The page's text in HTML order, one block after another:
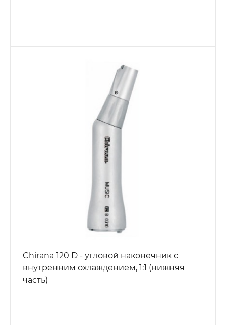
Chirana 120 D - угловой наконечник с
внутренним охлаждением, 1:1 (нижняя
часть)